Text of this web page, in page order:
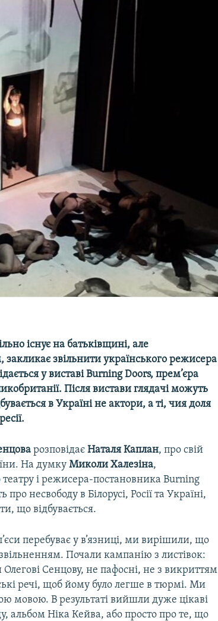
існує на батьківщині, але
звільнити українського режисера
у виставі Burning Doors, прем’єра
Після вистави глядачі можуть
в Україні не актори, а ті, чия доля
розповідаєНаталя Каплан, про свій
На думкуМиколи Халезіна,
театру і режисера-постановника Burning
несвободу в Білорусі, Росії та Україні,
що відбувається.
перебуває у в’язниці, ми вирішили, що
Почали кампанію з листівок:
Сенцову, не пафосні, не з викриттям
речі, щоб йому було легше в тюрмі. Ми
мовою. В результаті вийшли дуже цікаві
альбом Ніка Кейва, або просто про те, що